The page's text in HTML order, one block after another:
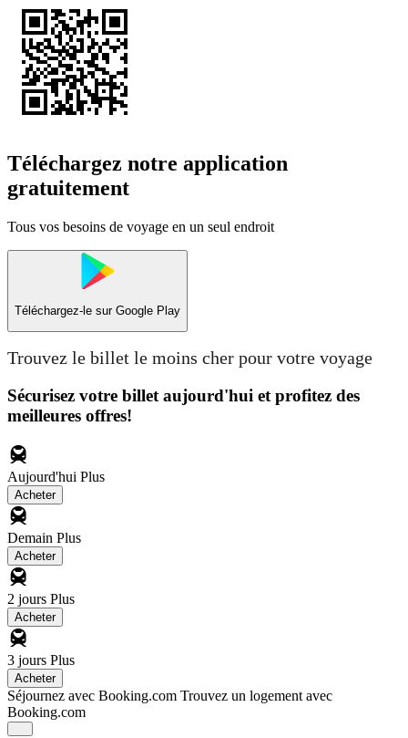
Téléchargez notre application
gratuitement
Tous vos besoins de voyage en un seul endroit
Téléchargez-le sur Google Play
Trouvez le billet le moins cher pour votre voyage
Sécurisez votre billet aujourd'hui et profitez des
meilleures offres!
Aujourd'hui Plus
Acheter
Demain Plus
Acheter
2 jours Plus
Acheter
3 jours Plus
Acheter
Séjournez avec Booking.com Trouvez un logement avec
Booking.com